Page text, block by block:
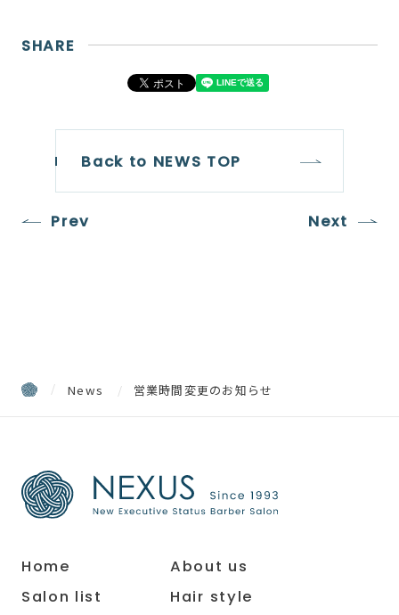
SHARE
Prev
Back to NEWS TOP
Next
News 営業時間変更のお知らせ
Home
About us
Salon list
Hair style